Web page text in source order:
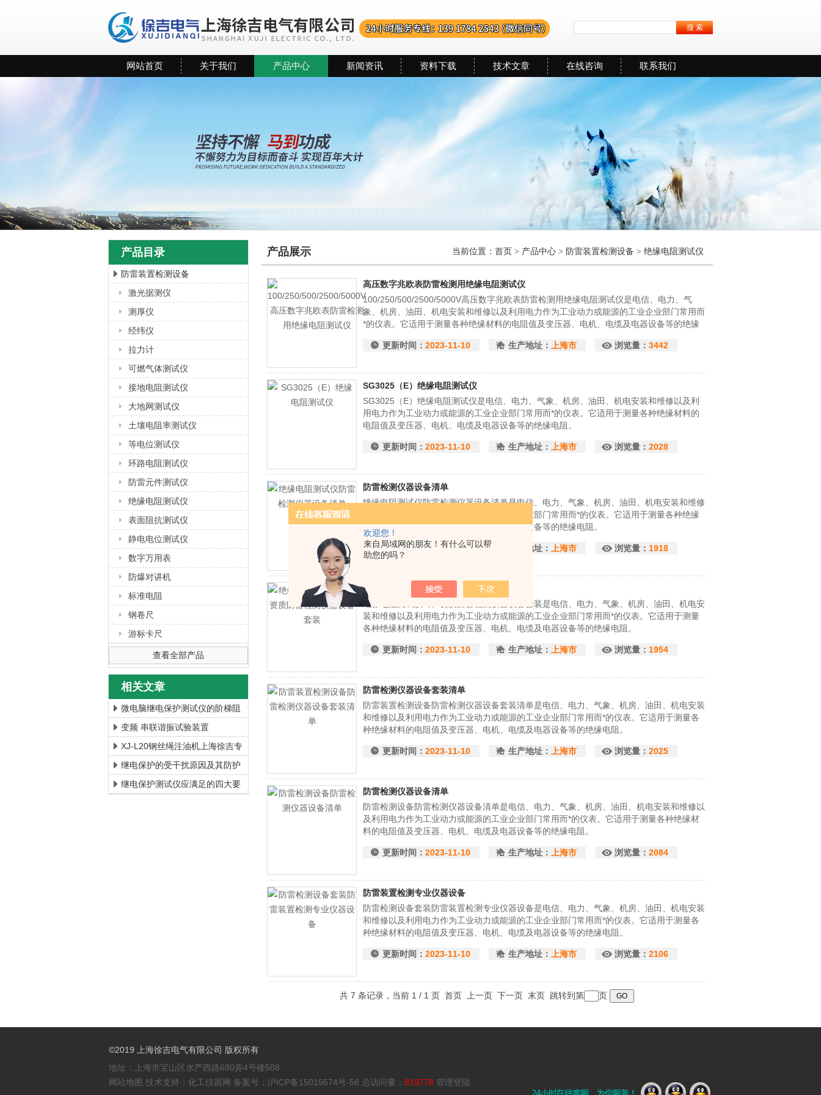
欢迎您！
来自局域网的朋友！有什么可以帮
助您的吗？
上海徐吉电气有限公司
网站首页 关于我们 产品中心 新闻资讯 资料下载 技术文章 在线咨询 联系我们
产品目录
防雷装置检测设备
激光据测仪
测厚仪
经纬仪
拉力计
可燃气体测试仪
接地电阻测试仪
大地网测试仪
土壤电阻率测试仪
等电位测试仪
环路电阻测试仪
防雷元件测试仪
绝缘电阻测试仪
表面阻抗测试仪
静电电位测试仪
数字万用表
防爆对讲机
标准电阻
钢卷尺
游标卡尺
查看全部产品
相关文章
微电脑继电保护测试仪的阶梯阻
抗与阻抗相位特性
变频 串联谐振试验装置
XJ-L20钢丝绳注油机上海徐吉专
业制造
继电保护的受干扰原因及其防护
继电保护测试仪应满足的四大要
产品展示 当前位置： 首页 > 产品中心 > 防雷装置检测设备 > 绝缘电阻测试仪
高压数字兆欧表防雷检测用绝缘电阻测试仪
100/250/500/2500/5000V高压数字兆欧表防雷检测用绝缘电阻测试仪是电信、电力、气
象、机房、油田、机电安装和维修以及利用电力作为工业动力或能源的工业企业部门常用而
*的仪表。它适用于测量各种绝缘材料的电阻值及变压器、电机、电缆及电器设备等的绝缘
更新时间： 2023-11-10 生产地址： 上海市 浏览量： 3442
SG3025（E）绝缘电阻测试仪
SG3025（E）绝缘电阻测试仪是电信、电力、气象、机房、油田、机电安装和维修以及利
用电力作为工业动力或能源的工业企业部门常用而*的仪表。它适用于测量各种绝缘材料的
电阻值及变压器、电机、电缆及电器设备等的绝缘电阻。
更新时间： 2023-11-10 生产地址： 上海市 浏览量： 2028
防雷检测仪器设备清单
绝缘电阻测试仪防雷检测仪器设备清单是电信、电力、气象、机房、油田、机电安装和维修
以及利用电力作为工业动力或能源的工业企业部门常用而*的仪表。它适用于测量各种绝缘
材料的电阻值及变压器、电机、电缆及电器设备等的绝缘电阻。
更新时间：2023-11-10 生产地址： 上海市 浏览量： 1918
（）资质防雷检测仪器设备套装
绝缘电阻测试仪（）资质防雷检测仪器设备套装是电信、电力、气象、机房、油田、机电安
装和维修以及利用电力作为工业动力或能源的工业企业部门常用而*的仪表。它适用于测量
各种绝缘材料的电阻值及变压器、电机、电缆及电器设备等的绝缘电阻。
更新时间： 2023-11-10 生产地址： 上海市 浏览量： 1954
防雷检测仪器设备套装清单
防雷装置检测设备防雷检测仪器设备套装清单是电信、电力、气象、机房、油田、机电安装
和维修以及利用电力作为工业动力或能源的工业企业部门常用而*的仪表。它适用于测量各
种绝缘材料的电阻值及变压器、电机、电缆及电器设备等的绝缘电阻。
更新时间： 2023-11-10 生产地址： 上海市 浏览量： 2025
防雷检测仪器设备清单
防雷检测设备防雷检测仪器设备清单是电信、电力、气象、机房、油田、机电安装和维修以
及利用电力作为工业动力或能源的工业企业部门常用而*的仪表。它适用于测量各种绝缘材
料的电阻值及变压器、电机、电缆及电器设备等的绝缘电阻。
更新时间： 2023-11-10 生产地址： 上海市 浏览量： 2084
防雷装置检测专业仪器设备
防雷检测设备套装防雷装置检测专业仪器设备是电信、电力、气象、机房、油田、机电安装
和维修以及利用电力作为工业动力或能源的工业企业部门常用而*的仪表。它适用于测量各
种绝缘材料的电阻值及变压器、电机、电缆及电器设备等的绝缘电阻。
更新时间： 2023-11-10 生产地址： 上海市 浏览量： 2106
共 7 条记录，当前 1 / 1 页 首页 上一页 下一页 末页 跳转到第 页
©2019 上海徐吉电气有限公司 版权所有
地址：上海市宝山区水产西路680弄4号楼508
网站地图 技术支持： 化工仪器网 备案号： 沪ICP备15015674号-58 总访问量： 819778 管理登陆